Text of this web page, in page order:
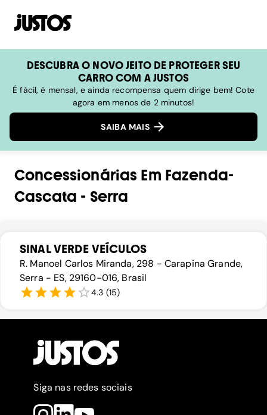
DESCUBRA O NOVO JEITO DE PROTEGER SEU
CARRO COM A JUSTOS
É fácil, é mensal, e ainda recompensa quem dirige bem! Cote
agora em menos de 2 minutos!
SAIBA MAIS
Concessionárias Em Fazenda-
Cascata - Serra
SINAL VERDE VEÍCULOS
R. Manoel Carlos Miranda, 298 - Carapina Grande,
Serra - ES, 29160-016, Brasil
4.3 (15)
Siga nas redes sociais